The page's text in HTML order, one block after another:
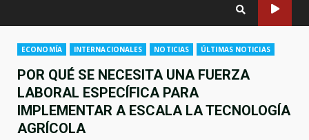
ECONOMÍA INTERNACIONALES NOTICIAS ÚLTIMAS NOTICIAS
POR QUÉ SE NECESITA UNA FUERZA
LABORAL ESPECÍFICA PARA
IMPLEMENTAR A ESCALA LA TECNOLOGÍA
AGRÍCOLA